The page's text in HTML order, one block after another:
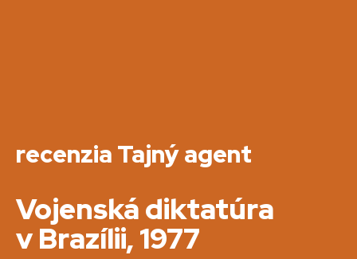
recenzia Tajný agent
Vojenská diktatúra
v Brazílii, 1977